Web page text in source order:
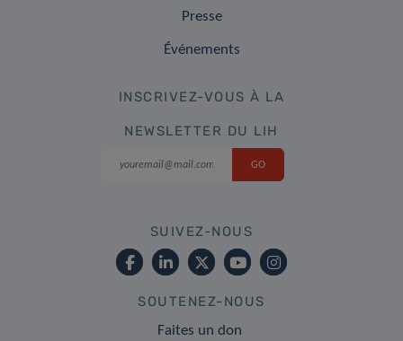
Presse
Événements
INSCRIVEZ-VOUS À LA
NEWSLETTER DU LIH
SUIVEZ-NOUS
SOUTENEZ-NOUS
Faites un don